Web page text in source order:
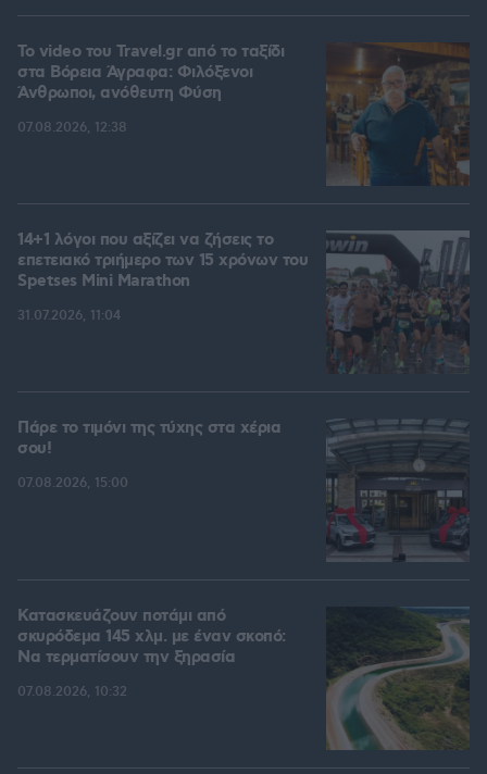
To video του Travel.gr από το ταξίδι
στα Βόρεια Άγραφα: Φιλόξενοι
Άνθρωποι, ανόθευτη Φύση
07.08.2026, 12:38
14+1 λόγοι που αξίζει να ζήσεις το
επετειακό τριήμερο των 15 χρόνων του
Spetses Mini Marathon
31.07.2026, 11:04
Πάρε το τιμόνι της τύχης στα χέρια
σου!
07.08.2026, 15:00
Κατασκευάζουν ποτάμι από
σκυρόδεμα 145 χλμ. με έναν σκοπό:
Να τερματίσουν την ξηρασία
07.08.2026, 10:32